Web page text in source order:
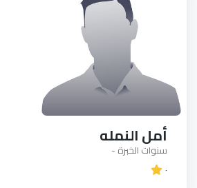
أمل النمله
سنوات الخبرة -
٠